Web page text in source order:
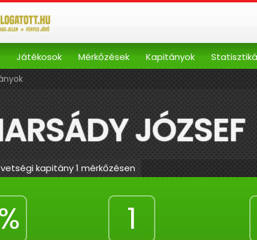
Játékosok Mérkőzések Kapitányok
JÓZSEF
kapitány 1 mérkőzésen
1